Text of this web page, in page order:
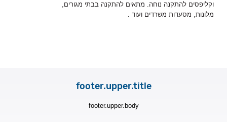
וקליפסים להתקנה נוחה. מתאים להתקנה בבתי מגורים,
מלונות, מסעדות משרדים ועוד .
footer.upper.title
footer.upper.body